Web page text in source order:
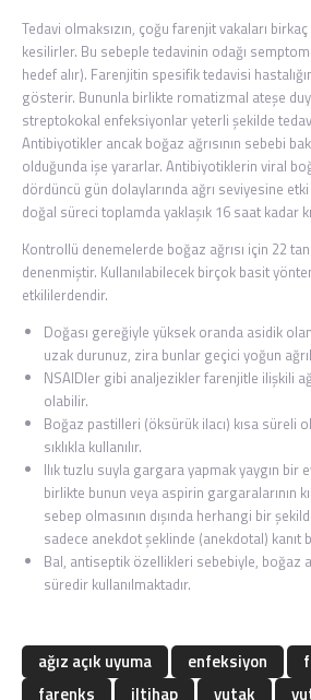
Tedavi olmaksızın, çoğu farenjit vakaları
kesilirler. Bu sebeple tedavinin odağı
hedef alır). Farenjitin spesifik tedavisi
gösterir. Bununla birlikte romatizmal ateşe
streptokokal enfeksiyonlar yeterli şekilde
Antibiyotikler ancak boğaz ağrısının sebebi
olduğunda işe yararlar. Antibiyotiklerin viral
dördüncü gün dolaylarında ağrı seviyesine
doğal süreci toplamda yaklaşık 16 saat kadar
Kontrollü denemelerde boğaz ağrısı için 22
denenmiştir. Kullanılabilecek birçok basit
etkililerdendir.
Doğası gereğiyle yüksek oranda asidik
uzak durunuz, zira bunlar geçici yoğun
NSAIDlergibi analjezikler farenjitle ilişkili
olabilir.
Boğaz pastilleri (öksürük ilacı) kısa süreli
sıklıkla kullanılır.
Ilık tuzlu suyla gargara yapmak yaygın bir
birlikte bunun veya aspirin gargaralarının
sebep olmasının dışında herhangi bir
sadece anekdot şeklinde (anekdotal) kanıt
Bal, antiseptik özellikleri sebebiyle, boğaz
süredir kullanılmaktadır.
ağız açık uyuma enfeksiyon
farenks
iltihap yutak